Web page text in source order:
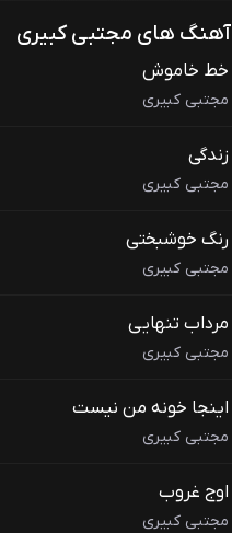
آهنگ های مجتبی کبیری
خط خاموش
مجتبی کبیری
زندگی
مجتبی کبیری
رنگ خوشبختی
مجتبی کبیری
مرداب تنهایی
مجتبی کبیری
اینجا خونه من نیست
مجتبی کبیری
اوج غروب
مجتبی کبیری